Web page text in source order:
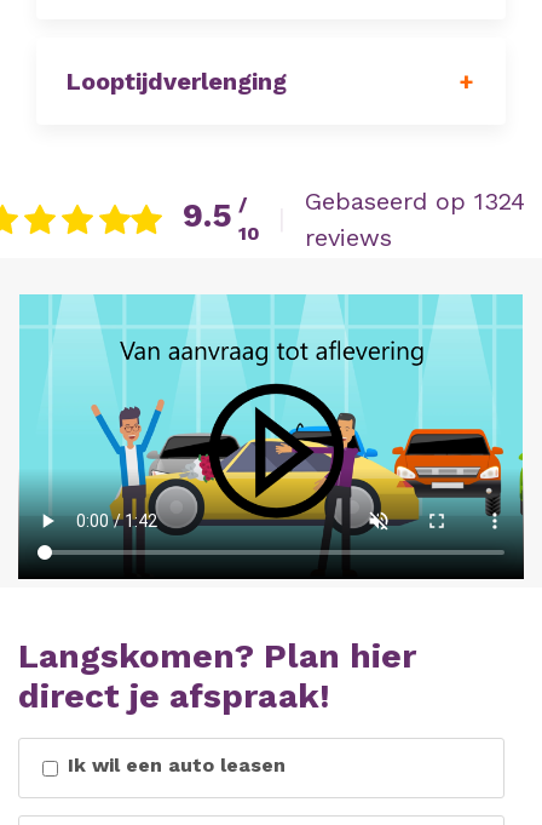
Looptijdverlenging
9.5 /
10
Gebaseerd op 1324
reviews
Langskomen? Plan hier
direct je afspraak!
Ik wil een auto leasen